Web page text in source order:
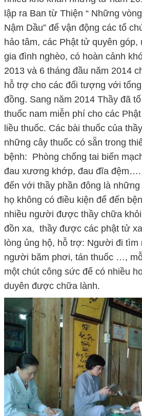
lập ra Ban từ Thiện “ Những
Nậm Dầu” để vận động các tổ
hảo tâm, các Phật tử quyên góp,
gia đình nghèo, có hoàn cảnh
2013 và 6 tháng đầu năm 2014
hỗ trợ cho các đối tượng với
đồng. Sang năm 2014 Thầy đã
thuốc nam miễn phí cho các
liều thuốc. Các bài thuốc của
những cây thuốc có sẵn trong
bệnh: Phòng chống tai biến
đau xương khớp, đau đĩa đệm….
đến với thầy phần đông là
họ không có điều kiện để đến
nhiều người được thầy chữa
đồn xa, thầy được các phật tử
lòng ủng hộ, hỗ trợ: Người đi tìm
người băm phơi, tán thuốc …,
một chút công sức để có nhiều
duyên được chữa lành.